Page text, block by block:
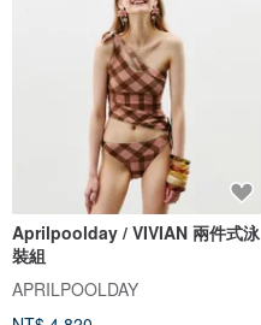
Aprilpoolday / VIVIAN 兩件式泳
裝組
APRILPOOLDAY